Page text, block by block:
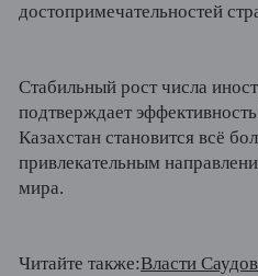
достопримечательностей
Стабильный рост числа
подтверждает
Казахстан становится всё
привлекательным
мира.
Читайте также:Власти